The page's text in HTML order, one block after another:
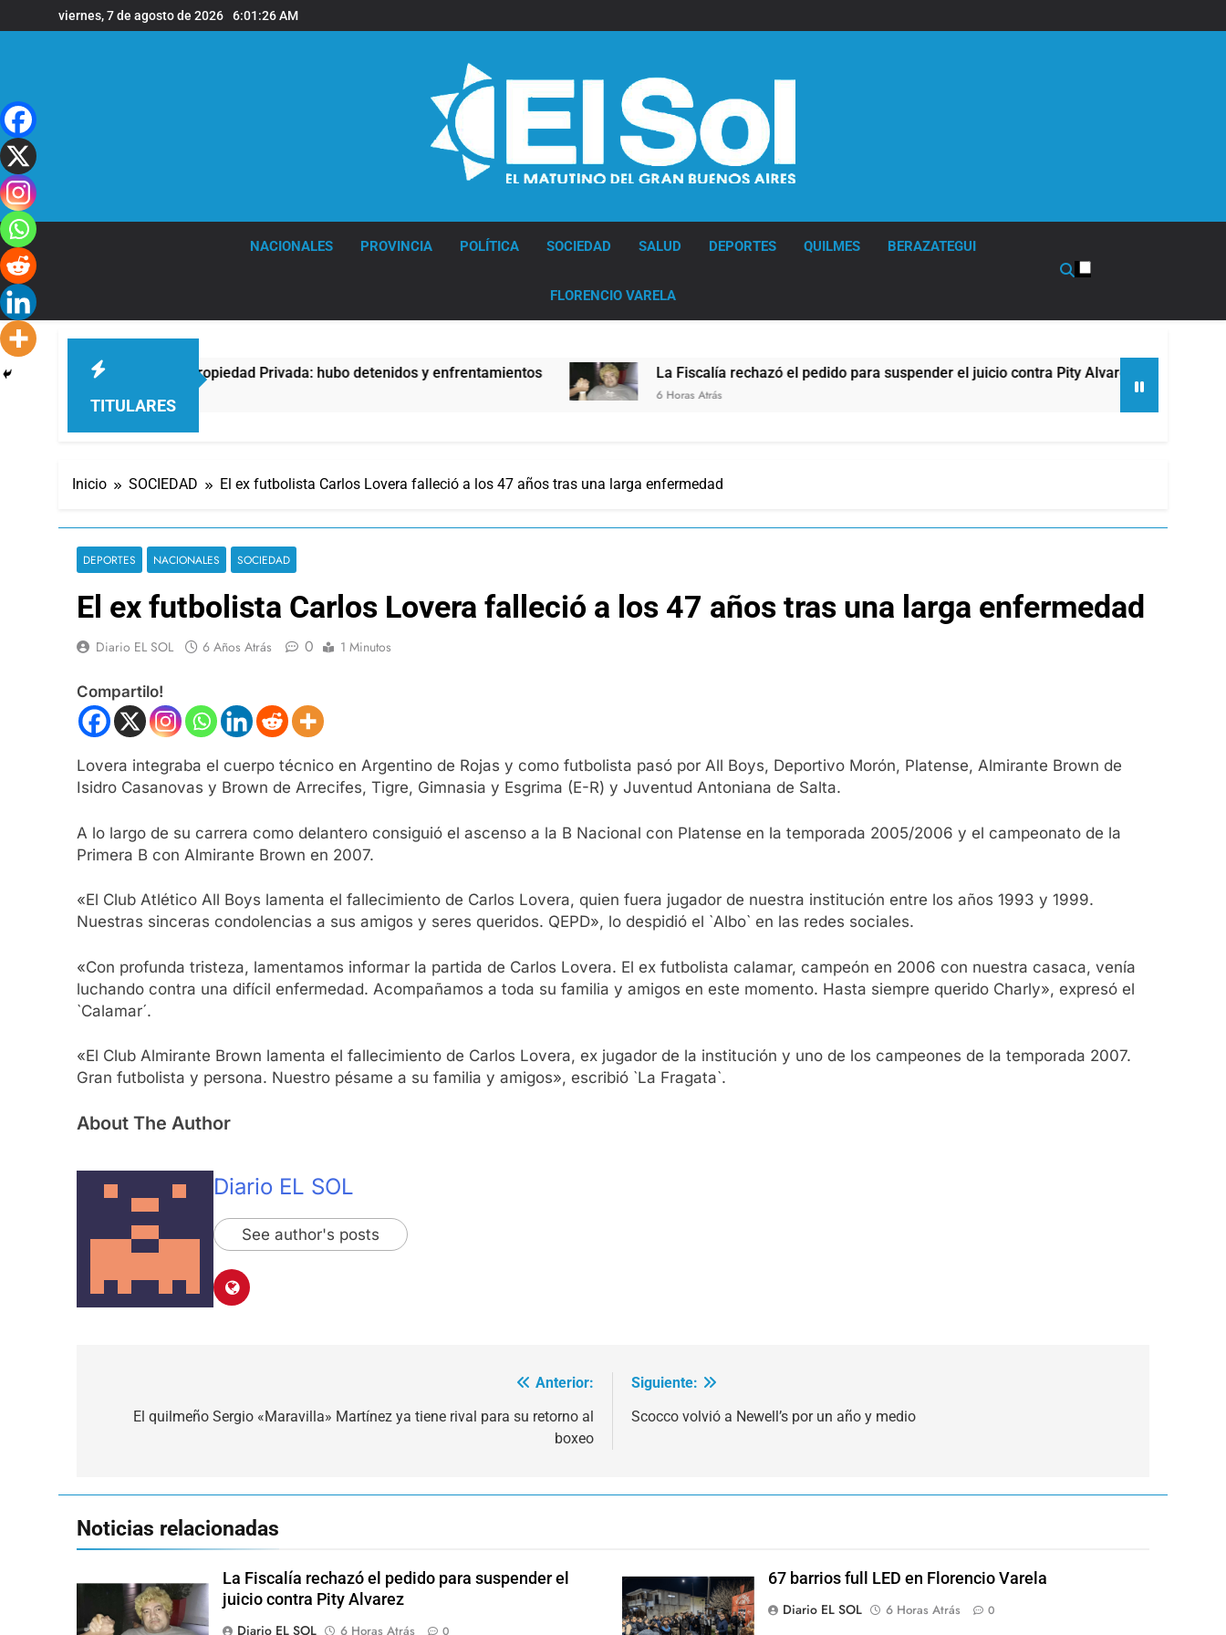
al
viernes, 7 de agosto de 2026 6:01:27 AM
NACIONALES PROVINCIA POLÍTICA SOCIEDAD SALUD DEPORTES QUILMES BERAZATEGUI
FLORENCIO VARELA
TITULARES
contra la Ley de Propiedad Privada: hubo detenidos y enfrentamientos La Fiscalía rechazó el pedido para suspender el juicio contra Pity Alvarez
6 Horas Atrás
Inicio SOCIEDAD El ex futbolista Carlos Lovera falleció a los 47 años tras una larga enfermedad
DEPORTES NACIONALES SOCIEDAD
El ex futbolista Carlos Lovera falleció a los 47 años tras una larga enfermedad
Diario EL SOL 6 Años Atrás 0 1 Minutos
Compartilo!
Lovera integraba el cuerpo técnico en Argentino de Rojas y como futbolista pasó por All Boys, Deportivo Morón, Platense, Almirante Brown de
Isidro Casanovas y Brown de Arrecifes, Tigre, Gimnasia y Esgrima (E-R) y Juventud Antoniana de Salta.
A lo largo de su carrera como delantero consiguió el ascenso a la B Nacional con Platense en la temporada 2005/2006 y el campeonato de la
Primera B con Almirante Brown en 2007.
«El Club Atlético All Boys lamenta el fallecimiento de Carlos Lovera, quien fuera jugador de nuestra institución entre los años 1993 y 1999.
Nuestras sinceras condolencias a sus amigos y seres queridos. QEPD», lo despidió el `Albo` en las redes sociales.
«Con profunda tristeza, lamentamos informar la partida de Carlos Lovera. El ex futbolista calamar, campeón en 2006 con nuestra casaca, venía
luchando contra una difícil enfermedad. Acompañamos a toda su familia y amigos en este momento. Hasta siempre querido Charly», expresó el
`Calamar´.
«El Club Almirante Brown lamenta el fallecimiento de Carlos Lovera, ex jugador de la institución y uno de los campeones de la temporada 2007.
Gran futbolista y persona. Nuestro pésame a su familia y amigos», escribió `La Fragata`.
About The Author
Diario EL SOL
See author's posts
Anterior:
El quilmeño Sergio «Maravilla» Martínez ya tiene rival para su retorno al
boxeo
Siguiente:
Scocco volvió a Newell’s por un año y medio
Noticias relacionadas
La Fiscalía rechazó el pedido para suspender el
juicio contra Pity Alvarez
Diario EL SOL
6 Horas Atrás 0
67 barrios full LED en Florencio Varela
Diario EL SOL
6 Horas Atrás 0